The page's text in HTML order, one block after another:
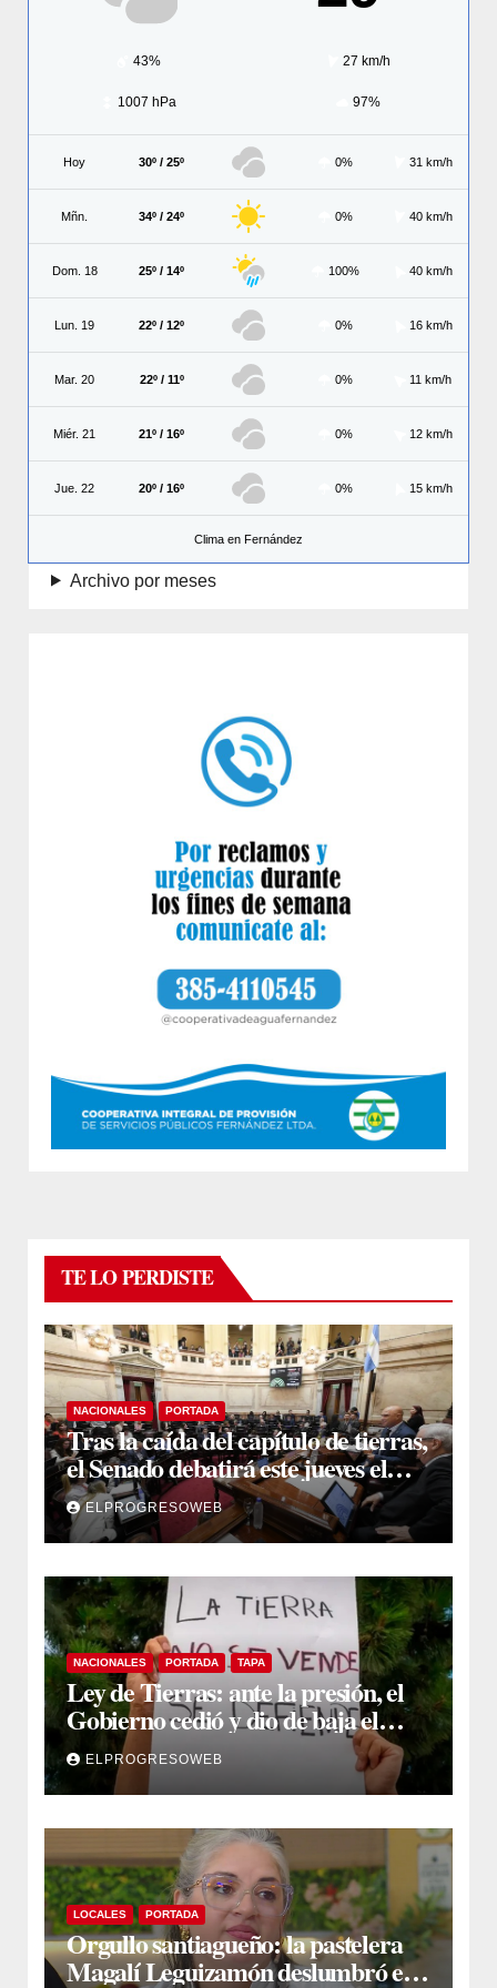
43% 27 km/h
1007 hPa 97%
Hoy 30º / 25º 0% 31 km/h
Mñn. 34º / 24º 0% 40 km/h
Dom. 18 25º / 14º 100% 40 km/h
Lun. 19 22º / 12º 0% 16 km/h
Mar. 20 22º / 11º 0% 11 km/h
Miér. 21 21º / 16º 0% 12 km/h
Jue. 22 20º / 16º 0% 15 km/h
Clima en Fernández
Archivo por meses
TE LO PERDISTE
NACIONALES PORTADA
Tras la caída del capítulo de tierras,
el Senado debatirá este jueves el
proyecto sobre propiedad privada
ELPROGRESOWEB
NACIONALES PORTADA TAPA
Ley de Tierras: ante la presión, el
Gobierno cedió y dio de baja el
capítulo de la polémica
ELPROGRESOWEB
LOCALES PORTADA
Orgullo santiagueño: la pastelera
Magalí Leguizamón deslumbró en